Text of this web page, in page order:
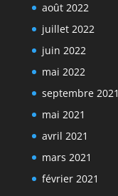
août 2022
juillet 2022
juin 2022
mai 2022
septembre 2021
mai 2021
avril 2021
mars 2021
février 2021